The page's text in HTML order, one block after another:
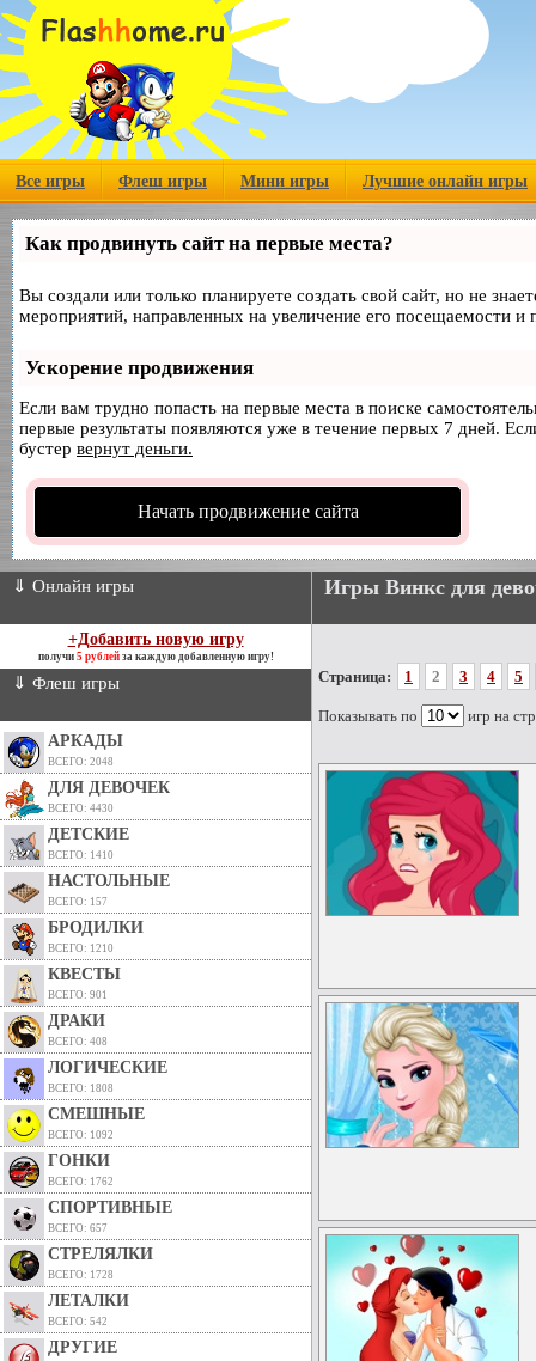
Все игры Флеш игры Мини игры Лучшие онлайн игры
Как продвинуть сайт на первые места?
Вы создали или только планируете создать свой сайт, но не
мероприятий, направленных на увеличение его посещаемости
Ускорение продвижения
Если вам трудно попасть на первые места в поиске
первые результаты появляются уже в течение первых 7 дней.
бустер вернут деньги.
Начать продвижение сайта
⇓ Онлайн игры
+Добавить новую игру
получи 5 рублейза каждую добавленную игру!
⇓ Флеш игры
АРКАДЫ
ВСЕГО: 2048
ДЛЯ ДЕВОЧЕК
ВСЕГО: 4430
ДЕТСКИЕ
ВСЕГО: 1410
НАСТОЛЬНЫЕ
ВСЕГО: 157
БРОДИЛКИ
ВСЕГО: 1210
КВЕСТЫ
ВСЕГО: 901
ДРАКИ
ВСЕГО: 408
ЛОГИЧЕСКИЕ
ВСЕГО: 1808
СМЕШНЫЕ
ВСЕГО: 1092
ГОНКИ
ВСЕГО: 1762
СПОРТИВНЫЕ
ВСЕГО: 657
СТРЕЛЯЛКИ
ВСЕГО: 1728
ЛЕТАЛКИ
ВСЕГО: 542
ДРУГИЕ
Игры Винкс для
Страница: 1 2 3 4 5
Показывать по игр на